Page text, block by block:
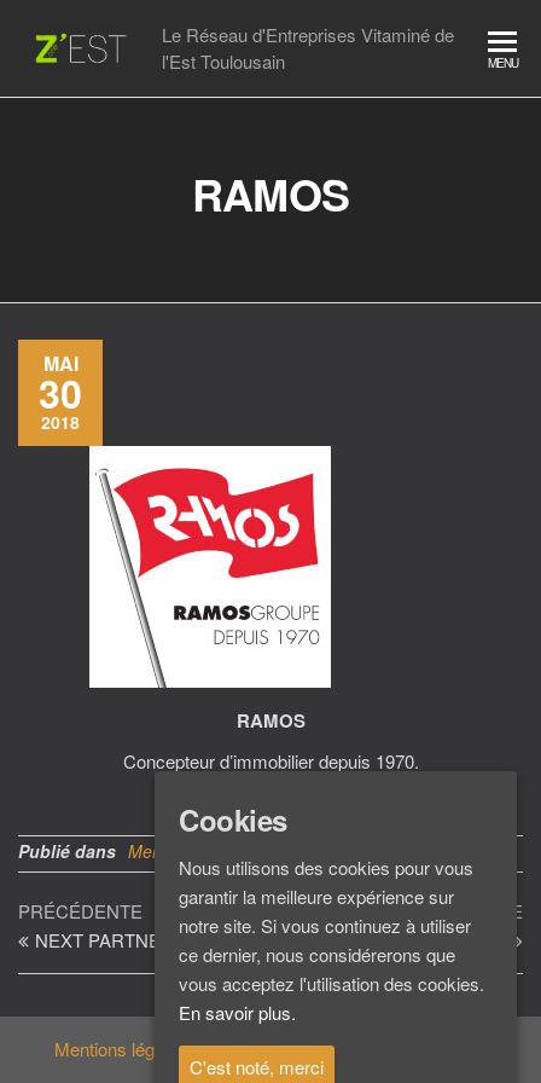
content
Le Réseau d'Entreprises Vitaminé de
l'Est Toulousain
MENU
RAMOS
MAI
30
2018
RAMOS
Concepteur d’immobilier depuis 1970.
Publié dans Membres
Navigation
de
Article
précédent
PRÉCÉDENTE
NEXT PARTNER
SUIVANTE
DELZONGLE
Mentions légales
Cookies
Nous utilisons des cookies pour vous
garantir la meilleure expérience sur
notre site. Si vous continuez à utiliser
ce dernier, nous considérerons que
vous acceptez l'utilisation des cookies.
En savoir plus.
C'est noté, merci